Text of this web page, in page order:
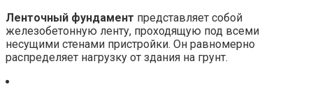
Ленточный фундамент представляет собой
железобетонную ленту, проходящую под всеми
несущими стенами пристройки. Он равномерно
распределяет нагрузку от здания на грунт.